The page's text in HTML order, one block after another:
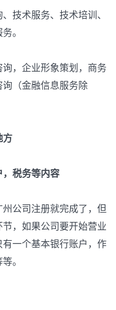
术服务、技术培训、
。
，企业形象策划，商务
（金融信息服务除
方
税务等内容
公司注册就完成了，但
，如果公司要开始营业
一个基本银行账户，作
。